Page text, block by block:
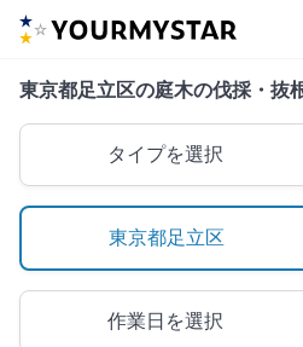
東京都足立区の庭木の伐採・抜
タイプを選択
東京都足立区
作業日を選択